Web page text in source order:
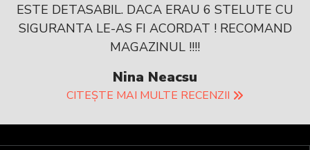
ESTE DETASABIL. DACA ERAU 6 STELUTE CU
SIGURANTA LE-AS FI ACORDAT ! RECOMAND
MAGAZINUL !!!!
Nina Neacsu
CITEȘTE MAI MULTE RECENZII